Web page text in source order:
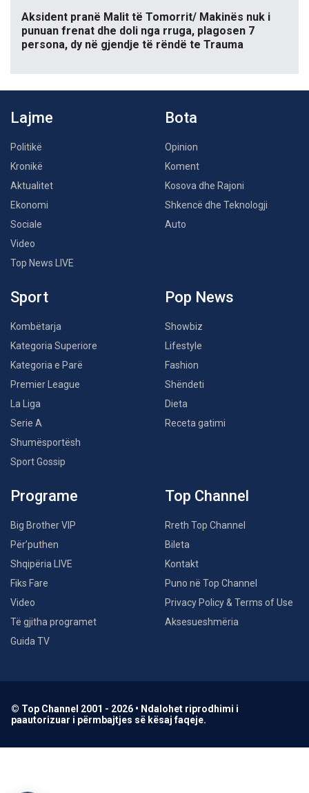
Aksident pranë Malit të Tomorrit/ Makinës nuk i
punuan frenat dhe doli nga rruga, plagosen 7
persona, dy në gjendje të rëndë te Trauma
Lajme
Politikë
Kronikë
Aktualitet
Ekonomi
Sociale
Video
Top News LIVE
Bota
Opinion
Koment
Kosova dhe Rajoni
Shkencë dhe Teknologji
Auto
Sport
Kombëtarja
Kategoria Superiore
Kategoria e Parë
Premier League
La Liga
Serie A
Shumësportësh
Sport Gossip
Pop News
Showbiz
Lifestyle
Fashion
Shëndeti
Dieta
Receta gatimi
Programe
Big Brother VIP
Për’puthen
Shqipëria LIVE
Fiks Fare
Video
Të gjitha programet
Guida TV
Top Channel
Rreth Top Channel
Bileta
Kontakt
Puno në Top Channel
Privacy Policy & Terms of Use
Aksesueshmëria
© Top Channel 2001 - 2026 • Ndalohet riprodhimi i
paautorizuar i përmbajtjes së kësaj faqeje.